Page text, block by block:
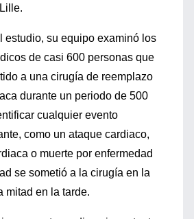
estudio, su equipo examinó los
de casi 600 personas que
a una cirugía de reemplazo
durante un periodo de 500
cualquier evento
como un ataque cardiaco,
o muerte por enfermedad
se sometió a la cirugía en la
mitad en la tarde.